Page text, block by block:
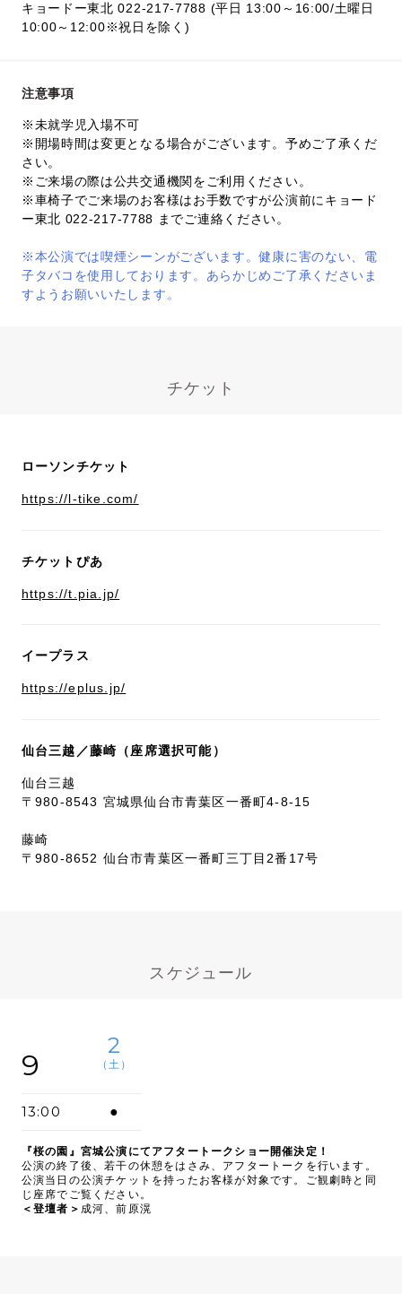
キョードー東北 022-217-7788 (平日 13:00～16:00/土曜日
10:00～12:00※祝日を除く)
注意事項
※未就学児入場不可
※開場時間は変更となる場合がございます。予めご了承くだ
さい。
※ご来場の際は公共交通機関をご利用ください。
※車椅子でご来場のお客様はお手数ですが公演前にキョード
ー東北 022-217-7788 までご連絡ください。
※本公演では喫煙シーンがございます。健康に害のない、電
子タバコを使用しております。あらかじめご了承くださいま
すようお願いいたします。
チケット
ローソンチケット
https://l-tike.com/
チケットぴあ
https://t.pia.jp/
イープラス
https://eplus.jp/
仙台三越／藤崎（座席選択可能）
仙台三越
〒980-8543 宮城県仙台市青葉区一番町4-8-15
藤崎
〒980-8652 仙台市青葉区一番町三丁目2番17号
スケジュール
9
2
（土）
13:00 ●
『桜の園』宮城公演にてアフタートークショー開催決定！
公演の終了後、若干の休憩をはさみ、アフタートークを行います。
公演当日の公演チケットを持ったお客様が対象です。ご観劇時と同
じ座席でご覧ください。
＜登壇者＞ 成河、前原滉